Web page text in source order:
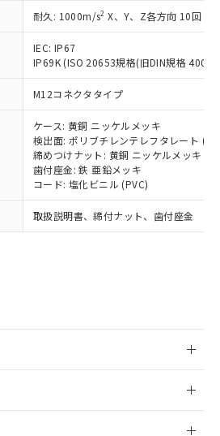
耐久: 1000m/s2 X、Y、Z各方向 10回
IEC: IP67
IP69K (ISO 20653規格(旧DIN規格
M12コネクタタイプ
ケース: 黄銅 ニッケルメッキ
検出面: ポリブチレンテレフタレート
締めつけナット: 黄銅 ニッケルメッキ
歯付座金: 鉄 亜鉛メッキ
コード: 塩化ビニル (PVC)
取扱説明書、締付ナット、歯付座金
時点での実際の在庫および標
は異なる場合があることをご
い。
状況および標準価格はお客
引先、またはお客様担当のオ
機器販売店・当社販売員に
さい。
制御機器販売店や当社販売拠
売ネットワーク
」をご確認
よび標準価格結果を当社の
諾なく第三者に漏洩または開
うお願いします。
機能（部品リスト作成サー
の共同利用者が、当社の製
同利用者とは、
に関して"
の「1.共同利
以下、
1000ppm以下、ポリ臭化ビフェニル
1000ppm以下、フタル酸ブチ
1000ppm以下、フタル酸ジブチル
以下、フタル酸ジイソブチル
業用監視および制御機器に対する
の４物質については閾値を超える意
とを確認しています。
替え状況などにより、予定
とがあります。
10物質）の非含有証明書
証明書（当社基準）
日時点で非含有を証明す
Hg(水銀) : 1000ppm、 Cd(カドミウ
: 1000ppm、 PBBs(ポリ臭化ビフェ
PBDEs(ポリ臭化ジフェニルエーテ
ル) : 1000ppm、 DIBP(フタル酸ジ
、 BBP(フタル酸ブチルベンジ
(2-エチルヘキシル)) : 1000ppm
用期限
質（10物質）のすべてが基
ことを示します。
使用状況下において有害物
いし、環境に深刻な影響を
するなどの必要な手続きを
貨物を破棄する場合は、完
するなど、違法に輸出されな
要な手段を講じます。
製品を、核兵器、ミサイ
器、生物兵器またはその他
にこれらの製造装置等に一切
ません。
社製品を第三者に販売する
上記1、2および3の内容を当
に通知します。また当社は、
び販売に係わる関係者が違
るおそれがある場合は、取
数以上の在庫あり
数には満たないが在庫あり
なし(最新の在庫状況につ
は、お客様のお取引先、ま
お客様担当のオムロン制御
販売店・当社販売員にご確
ださい)
生産機種、また在庫状況の